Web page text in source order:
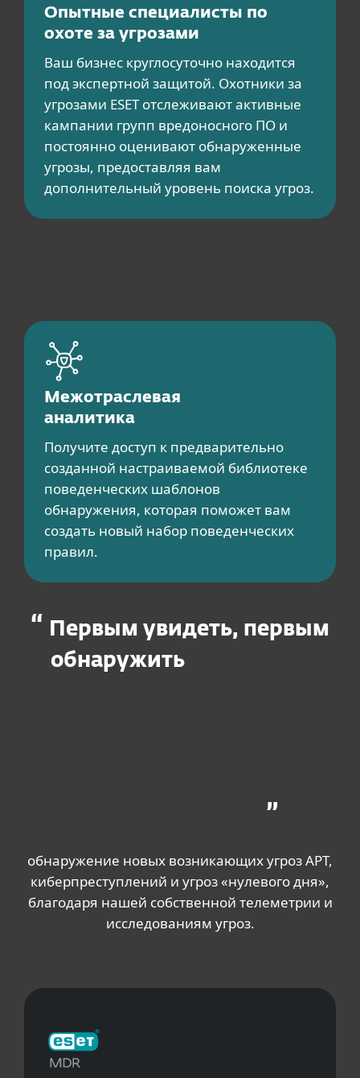
Опытные специалисты по
охоте за угрозами
Ваш бизнес круглосуточно находится
под экспертной защитой. Охотники за
угрозами ESET отслеживают активные
кампании групп вредоносного ПО и
постоянно оценивают обнаруженные
угрозы, предоставляя вам
дополнительный уровень поиска угроз.
Межотраслевая
аналитика
Получите доступ к предварительно
созданной настраиваемой библиотеке
поведенческих шаблонов
обнаружения, которая поможет вам
создать новый набор поведенческих
правил.
Первым увидеть, первым
обнаружить
обнаружение новых возникающих угроз APT,
киберпреступлений и угроз «нулевого дня»,
благодаря нашей собственной телеметрии и
исследованиям угроз.